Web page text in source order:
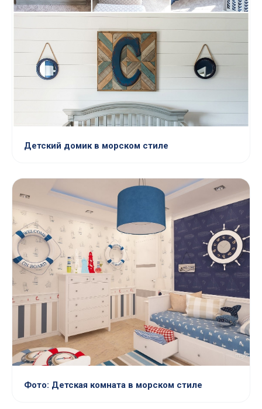
Детский домик в морском стиле
Фото: Детская комната в морском стиле